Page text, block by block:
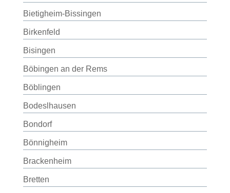
Bietigheim-Bissingen
Birkenfeld
Bisingen
Böbingen an der Rems
Böblingen
Bodeslhausen
Bondorf
Bönnigheim
Brackenheim
Bretten